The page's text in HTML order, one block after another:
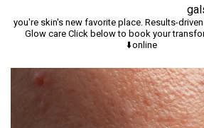
you're skin's new favorite place.Results-
Glow careClick below to book your
online⬇️